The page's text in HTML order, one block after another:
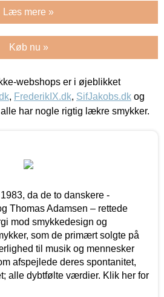
Læs mere »
Køb nu »
webshops er i øjeblikket
, FrederikIX.dk, SifJakobs.dk og
alle har nogle rigtig lækre smykker.
da de to danskere -
Thomas Adamsen – rettede
mod smykkedesign og
som de primært solgte på
til musik og mennesker
afspejlede deres spontanitet,
alle dybtfølte værdier. Klik her for